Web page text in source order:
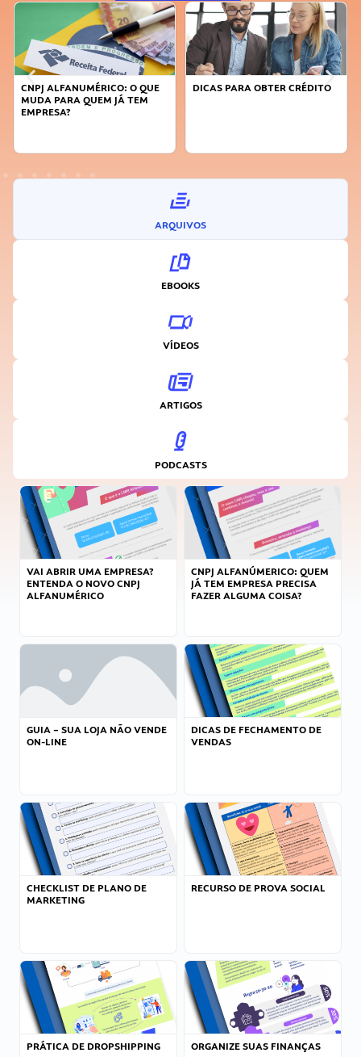
DICAS PARA OBTER CRÉDITO
FAÇA A DIFERENÇA: SEJA
ARQUIVOS
EBOOKS
VÍDEOS
ARTIGOS
PODCASTS
VAI ABRIR UMA EMPRESA?
ENTENDA O NOVO CNPJ
ALFANUMÉRICO
CNPJ ALFANÚMERICO: QUEM
JÁ TEM EMPRESA PRECISA
FAZER ALGUMA COISA?
GUIA – SUA LOJA NÃO VENDE
ON-LINE
DICAS DE FECHAMENTO DE
VENDAS
CHECKLIST DE PLANO DE
MARKETING
RECURSO DE PROVA SOCIAL
PRÁTICA DE DROPSHIPPING ORGANIZE SUAS FINANÇAS